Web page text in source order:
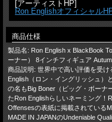
[アーティストHP]
Ron Englishオフィシャル
商品仕様
製品名: Ron English x BlackBook
ーナー） 8インチフィギュア
商品説明: 世界中で高い評価を受
English（ロン・イングリッシュ）
の名もBig Boner（ビッグ・ボーナ
たRon Englishらしいネーミング！
Offensesの表紙に掲載されている
MADE IN JAPANのUndeniable